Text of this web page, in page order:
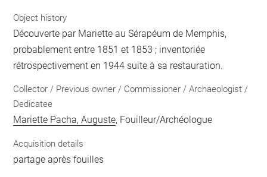
Object history
Découverte par Mariette au Sérapéum de Memphis,
probablement entre 1851 et 1853 ; inventoriée
rétrospectivement en 1944 suite à sa restauration.
Collector / Previous owner / Commissioner / Archaeologist /
Dedicatee
Mariette Pacha, Auguste, Fouilleur/Archéologue
Acquisition details
partage après fouilles